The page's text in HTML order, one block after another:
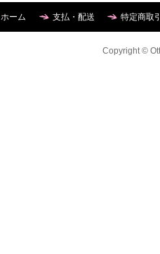
ホーム 支払・配送 特定商取
Copyright ©